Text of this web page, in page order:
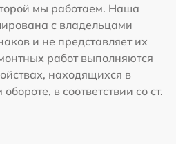
мы работаем. Наша
с владельцами
и не представляет их
работ выполняются
находящихся в
в соответствии со ст.